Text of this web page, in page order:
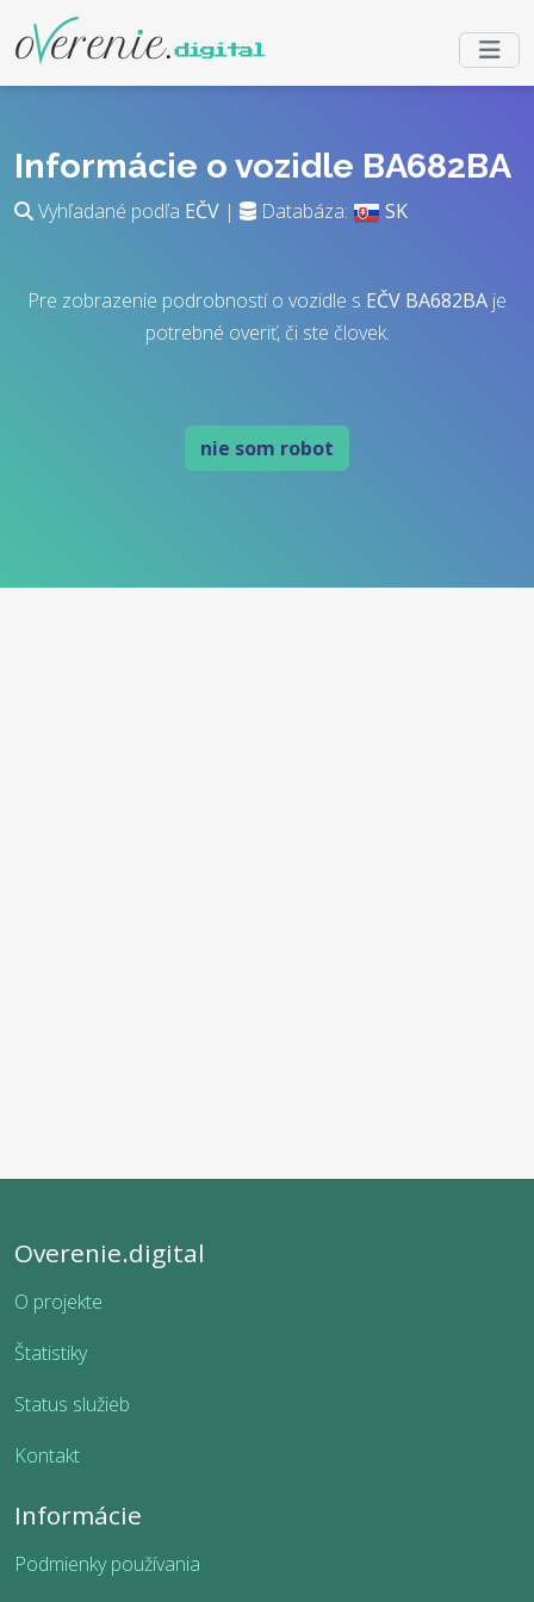
Informácie o vozidle BA682BA
Vyhľadané podľa EČV | Databáza: SK
Pre zobrazenie podrobností o vozidle s EČV BA682BA je
potrebné overiť, či ste človek.
nie som robot
Overenie.digital
O projekte
Štatistiky
Status služieb
Kontakt
Informácie
Podmienky používania